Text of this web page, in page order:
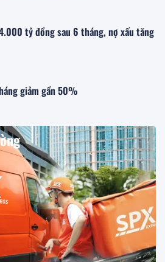
tỷ đồng sau 6 tháng, nợ xấu tăng
giảm gần 50%